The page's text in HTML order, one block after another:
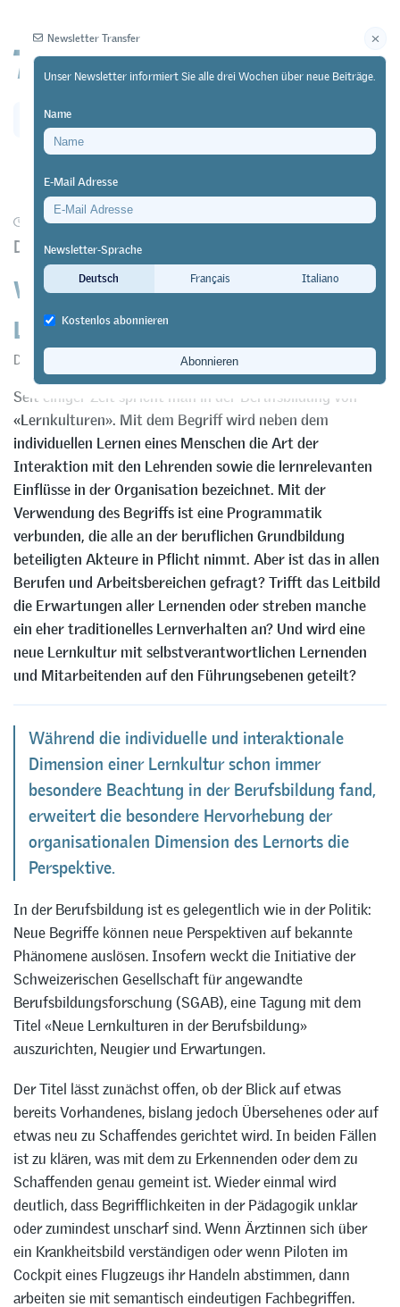
22/04/24 Diskussion https://doi.org/10.64829/10743
Dieter Euler
Wenn das Neue nicht ganz neu ist:
Lernkulturen in der Berufsbildung
Dieter Euler
Seit einiger Zeit spricht man in der Berufsbildung von
«Lernkulturen». Mit dem Begriff wird neben dem
individuellen Lernen eines Menschen die Art der
Interaktion mit den Lehrenden sowie die lernrelevanten
Einflüsse in der Organisation bezeichnet. Mit der
Verwendung des Begriffs ist eine Programmatik
verbunden, die alle an der beruflichen Grundbildung
beteiligten Akteure in Pflicht nimmt. Aber ist das in allen
Berufen und Arbeitsbereichen gefragt? Trifft das Leitbild
die Erwartungen aller Lernenden oder streben manche
ein eher traditionelles Lernverhalten an? Und wird eine
neue Lernkultur mit selbstverantwortlichen Lernenden
und Mitarbeitenden auf den Führungsebenen geteilt?
Während die individuelle und interaktionale
Dimension einer Lernkultur schon immer
besondere Beachtung in der Berufsbildung fand,
erweitert die besondere Hervorhebung der
organisationalen Dimension des Lernorts die
Perspektive.
In der Berufsbildung ist es gelegentlich wie in der Politik:
Neue Begriffe können neue Perspektiven auf bekannte
Phänomene auslösen. Insofern weckt die Initiative der
Schweizerischen Gesellschaft für angewandte
Berufsbildungsforschung (SGAB), eine Tagung mit dem
Titel «Neue Lernkulturen in der Berufsbildung»
auszurichten, Neugier und Erwartungen.
Der Titel lässt zunächst offen, ob der Blick auf etwas
bereits Vorhandenes, bislang jedoch Übersehenes oder auf
etwas neu zu Schaffendes gerichtet wird. In beiden Fällen
ist zu klären, was mit dem zu Erkennenden oder dem zu
Schaffenden genau gemeint ist. Wieder einmal wird
deutlich, dass Begrifflichkeiten in der Pädagogik unklar
oder zumindest unscharf sind. Wenn Ärztinnen sich über
ein Krankheitsbild verständigen oder wenn Piloten im
Cockpit eines Flugzeugs ihr Handeln abstimmen, dann
arbeiten sie mit semantisch eindeutigen Fachbegriffen.
Newsletter Transfer
Unser Newsletter informiert Sie alle drei Wochen über neue Beiträge.
Name
E-Mail Adresse
Newsletter-Sprache
Deutsch
Français Italiano
Kostenlos abonnieren